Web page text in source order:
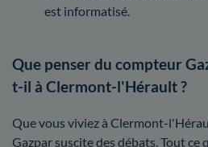
est informatisé.
Que penser du compteur
t-il à Clermont-l'Hérault ?
Que vous viviez à Clermont-
Gazpar suscite des débats. Tout ce